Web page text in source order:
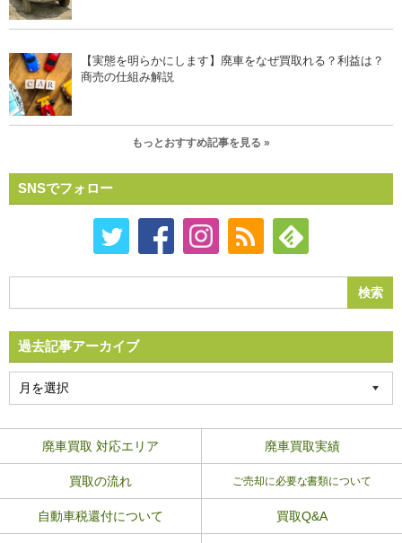
【実態を明らかにします】廃車をなぜ買取れる？利益は？
商売の仕組み解説
もっとおすすめ記事を見る »
SNSでフォロー
過去記事アーカイブ
廃車買取 対応エリア 廃車買取実績
買取の流れ ご売却に必要な書類について
自動車税還付について 買取Q&A